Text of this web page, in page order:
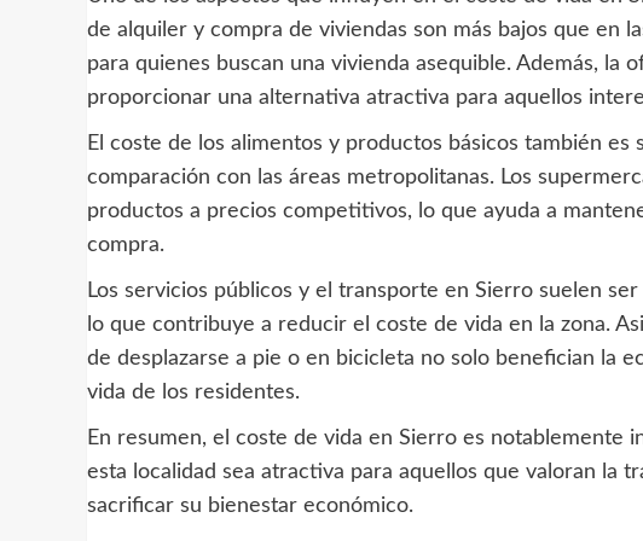
de alquiler y compra de viviendas son más bajos que en
para quienes buscan una vivienda asequible. Además, la
proporcionar una alternativa atractiva para aquellos
El coste de los alimentos y productos básicos también
comparación con las áreas metropolitanas. Los
productos a precios competitivos, lo que ayuda a
compra.
Los servicios públicos y el transporte en Sierro suelen
lo que contribuye a reducir el coste de vida en la zona.
de desplazarse a pie o en bicicleta no solo benefician la
vida de los residentes.
En resumen, el coste de vida en Sierro es notablemente
esta localidad sea atractiva para aquellos que valoran la
sacrificar su bienestar económico.